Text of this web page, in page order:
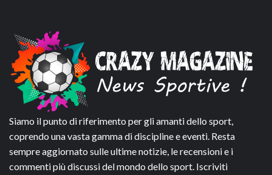
Siamo il punto di riferimento per gli amanti dello sport,
coprendo una vasta gamma di discipline e eventi. Resta
sempre aggiornato sulle ultime notizie, le recensioni e i
commenti più discussi del mondo dello sport. Iscriviti